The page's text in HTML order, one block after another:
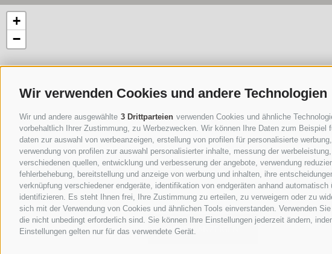
Wir verwenden Cookies und andere Technologien
Wir und andere ausgewählte 3 Drittparteien verwenden Cookies und ähnliche
vorbehaltlich Ihrer Zustimmung, zu Werbezwecken. Wir können Ihre Daten zum
daten zur auswahl von werbeanzeigen, erstellung von profilen für personalisierte
verwendung von profilen zur auswahl personalisierter inhalte, messung der
verschiedenen quellen, entwicklung und verbesserung der angebote, verwendung
fehlerbehebung, bereitstellung und anzeige von werbung und inhalten, ihre
verknüpfung verschiedener endgeräte, identifikation von endgeräten anhand
identifizieren. Es steht Ihnen frei, Ihre Zustimmung zu erteilen, zu verweigern oder zu
sich mit der Verwendung von Cookies und ähnlichen Tools einverstanden. Verwenden
die nicht unbedingt erforderlich sind. Sie können Ihre Einstellungen jederzeit ändern,
Einstellungen gelten nur für das verwendete Gerät.
+
−
ROUTE ANZEIGEN